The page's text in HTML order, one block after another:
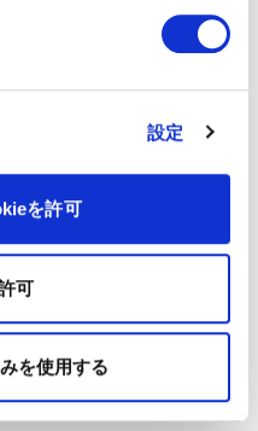
設定
を許可
可
を使用する